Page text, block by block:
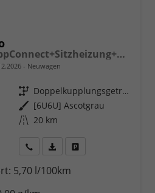
Trend 115PS DSG AppConnect+Sitzheizung+PDC+Alu16+LED+DAB+FrontAssist
Neuwagen
Getriebe
Doppelkupplungsgetriebe (DSG)
Außenfarbe [6U6U] Ascotgrau
Kilometerstand 20 km
anfordern
Datei,
5,70 l/100km